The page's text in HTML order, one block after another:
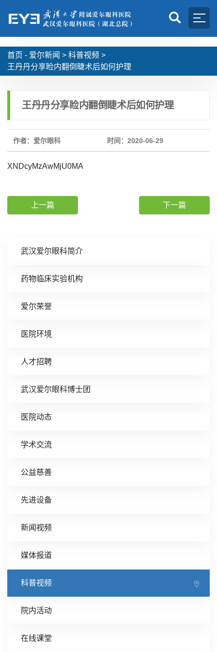
首页 - 爱尔新闻 > 科普视频 >
王丹丹分享睑内翻倒睫术后如何护理
武汉爱尔眼科简介
药物临床实验机构
爱尔荣誉
医院环境
人才招聘
武汉爱尔眼科博士团
医院动态
学术交流
公益慈善
先进设备
新闻视频
媒体报道
科普视频
院内活动
在线课堂
王丹丹分享睑内翻倒睫术后如何护理
作者：爱尔眼科 时间：2020-06-29
XNDcyMzAwMjU0MA
上一篇 下一篇